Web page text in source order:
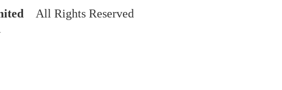
All Rights Reserved